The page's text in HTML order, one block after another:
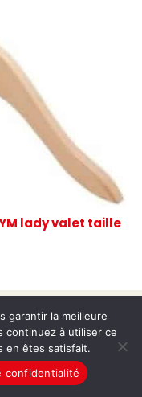
lady valet taille
Lou
garantir la meilleure
continuez à utiliser ce
en êtes satisfait.
confidentialité